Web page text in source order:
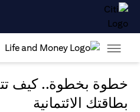
خطوة بخطوة.. كيف
بطاقتك الائتمانية